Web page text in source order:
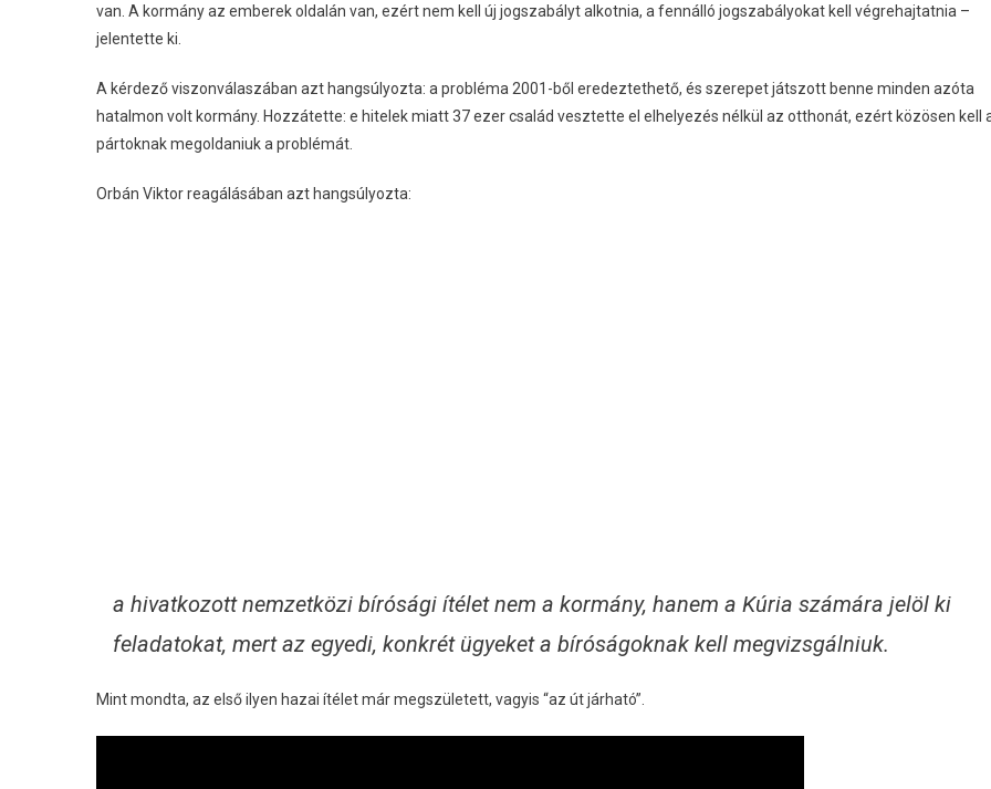
van. A kormány az emberek oldalán van, ezért nem kell új jogszabályt alkotnia, a fennálló jogszabályokat kell végrehajtatnia –
jelentette ki.
A kérdező viszonválaszában azt hangsúlyozta: a probléma 2001-ből eredeztethető, és szerepet játszott benne minden azóta
hatalmon volt kormány. Hozzátette: e hitelek miatt 37 ezer család vesztette el elhelyezés nélkül az otthonát, ezért közösen kell
pártoknak megoldaniuk a problémát.
Orbán Viktor reagálásában azt hangsúlyozta:
a hivatkozott nemzetközi bírósági ítélet nem a kormány, hanem a Kúria számára jelöl ki
feladatokat, mert az egyedi, konkrét ügyeket a bíróságoknak kell megvizsgálniuk.
Mint mondta, az első ilyen hazai ítélet már megszületett, vagyis “az út járható”.